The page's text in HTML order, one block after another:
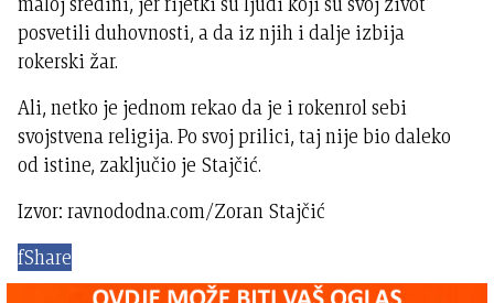
posvetili duhovnosti, a da iz njih i dalje izbija
rokerski žar.
Ali, netko je jednom rekao da je i rokenrol sebi
svojstvena religija. Po svoj prilici, taj nije bio daleko
od istine, zaključio je Stajčić.
Izvor: ravnododna.com/Zoran Stajčić
fShare